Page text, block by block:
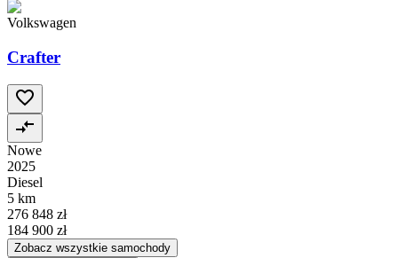
Volkswagen
Crafter
Nowe
2025
Diesel
5 km
276 848 zł
184 900 zł
Zobacz wszystkie samochody